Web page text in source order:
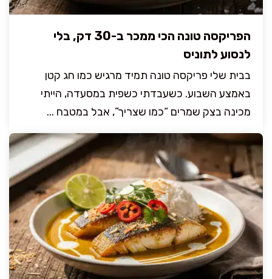
הפריקסה טונה הכי ממכר ב-30 דק, בלי
לנסוע לתוניס
בבית שלי פריקסה טונה תמיד מרגיש כמו חג קטן
באמצע השבוע. כשעבדתי כשפית במסעדה, הייתי
מכינה בצק שמרים “כמו שצריך”, אבל במטבח ...